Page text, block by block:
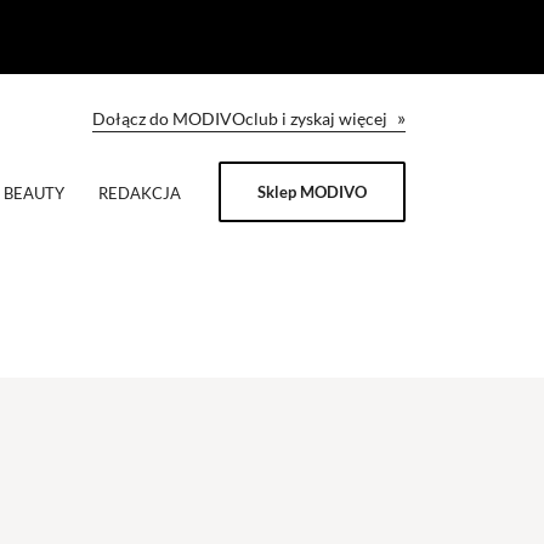
Dołącz do MODIVOclub i zyskaj więcej »
BEAUTY REDAKCJA Sklep MODIVO